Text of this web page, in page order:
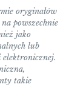
oryginałów
powszechnie
jako
lub
elektronicznej.
takie